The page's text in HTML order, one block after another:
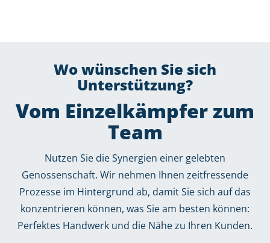
Wo wünschen Sie sich
Unterstützung?
Vom Einzelkämpfer zum
Team
Nutzen Sie die Synergien einer gelebten
Genossenschaft. Wir nehmen Ihnen zeitfressende
Prozesse im Hintergrund ab, damit Sie sich auf das
konzentrieren können, was Sie am besten können:
Perfektes Handwerk und die Nähe zu Ihren Kunden.